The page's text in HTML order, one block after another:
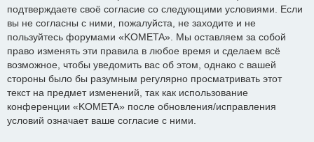
подтверждаете своё согласие со следующими условиями. Если
вы не согласны с ними, пожалуйста, не заходите и не
пользуйтесь форумами «KOMETA». Мы оставляем за собой
право изменять эти правила в любое время и сделаем всё
возможное, чтобы уведомить вас об этом, однако с вашей
стороны было бы разумным регулярно просматривать этот
текст на предмет изменений, так как использование
конференции «KOMETA» после обновления/исправления
условий означает ваше согласие с ними.